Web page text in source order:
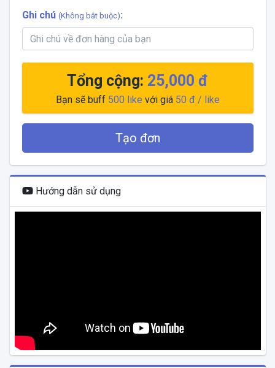
Ghi chú (Không bắt buộc):
Tổng cộng: 25,000 đ
Bạn sẽ buff 500like với giá 50 đ/ like
Tạo đơn
Hướng dẫn sử dụng